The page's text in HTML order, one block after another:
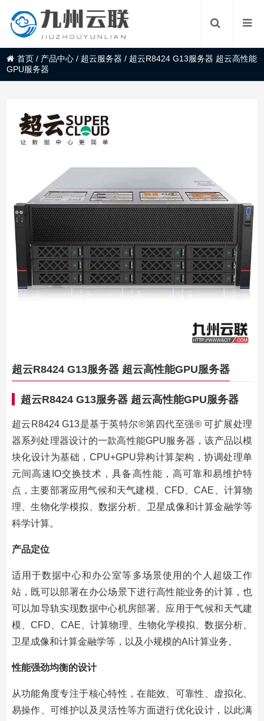
首页 / 产品中心 / 超云服务器 / 超云R8424 G13服务器 超云高性能
GPU服务器
超云R8424 G13服务器 超云高性能GPU服务器
超云R8424 G13服务器 超云高性能GPU服务器
超云R8424 G13是基于英特尔®第四代至强® 可扩展处理
器系列处理器设计的一款高性能GPU服务器，该产品以模
块化设计为基础，CPU+GPU异构计算架构，协调处理单
元间高速IO交换技术，具备高性能，高可靠和易维护特
点，主要部署应用气候和天气建模、CFD、CAE、计算物
理、生物化学模拟、数据分析、卫星成像和计算金融学等
科学计算。
产品定位
适用于数据中心和办公室等多场景使用的个人超级工作
站，既可以部署在办公场景下进行高性能业务的计算，也
可以加导轨实现数据中心机房部署。应用于气候和天气建
模、CFD、CAE、计算物理、生物化学模拟、数据分析、
卫星成像和计算金融学等，以及小规模的AI计算业务。
性能强劲均衡的设计
从功能角度专注于核心特性，在能效、可靠性、虚拟化、
易操作、可维护以及灵活性等方面进行优化设计，以此满